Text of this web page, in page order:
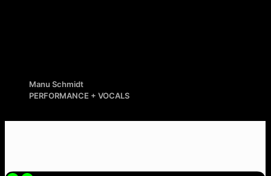
Manu Schmidt
PERFORMANCE + VOCALS